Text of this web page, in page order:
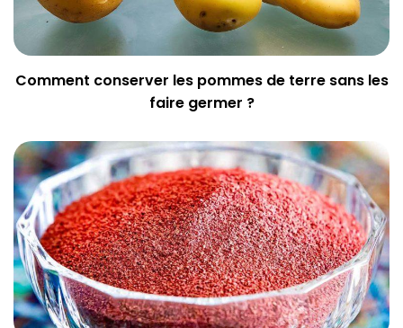
Comment conserver les pommes de terre sans les
faire germer ?